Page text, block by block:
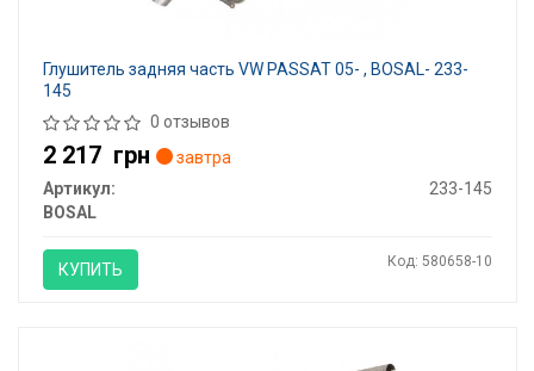
Глушитель задняя часть VW PASSAT 05- , BOSAL- 233-
145
0 отзывов
2 217 грн
завтра
Артикул:
233-145
BOSAL
КУПИТЬ Код: 580658-10